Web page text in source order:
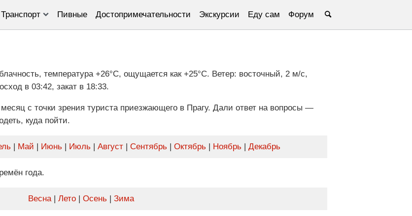
Транспорт Пивные Достопримечательности Экскурсии Еду сам Форум
температура +26°C, ощущается как +25°C. Ветер: восточный, 2 м/с,
в 03:42, закат в 18:33.
с точки зрения туриста приезжающего в Прагу. Дали ответ на вопросы —
куда пойти.
| Май | Июнь | Июль | Август | Сентябрь | Октябрь | Ноябрь | Декабрь
года.
Весна| Лето| Осень| Зима